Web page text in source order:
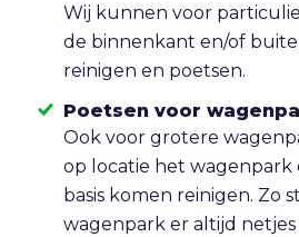
Wij kunnen voor
de binnenkant en/of
reinigen en poetsen.
Poetsen voor
Ook voor grotere
op locatie het wagenpark
basis komen reinigen. Zo
wagenpark er altijd netjes